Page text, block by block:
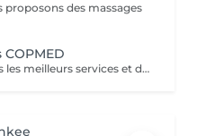
des massages
En quête de donner à mes clients les meilleurs services et dans le concept de traiter les problèmes dans leur globalité, je me suis adressée aux produits de laboratoire COPMED. Leurs compliments alimentaires sont conçus par l'équipe médico-scientifiques pluridisciplinaires avec une sélection uniquement des ingrédients et actifs naturels de la plus haute qualité. Je vous propose mes services pour une prise en charge personnalisée selon votre profil et vos besoins afin d'améliorer votre bien-être général. La première consultation est indispensable pour que je puisse au maximum adapter les recommandations à vos habitudes et à votre rythme de vie. Avant la consultation je vous enverrai via votre adresse mail (que vous me communiquerez par WhatsApp sur le numéro 691 868 258) une questionnaire de la plateforme Bionalys afin d'établir votre profil bionutritionnel. La consultation peut être organisée soit dans l'institut SweatNest Recovery soit online.